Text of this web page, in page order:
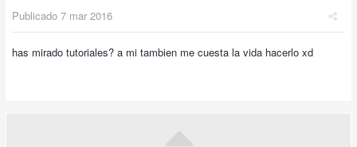
Publicado 7 mar 2016
has mirado tutoriales? a mi tambien me cuesta la vida hacerlo xd